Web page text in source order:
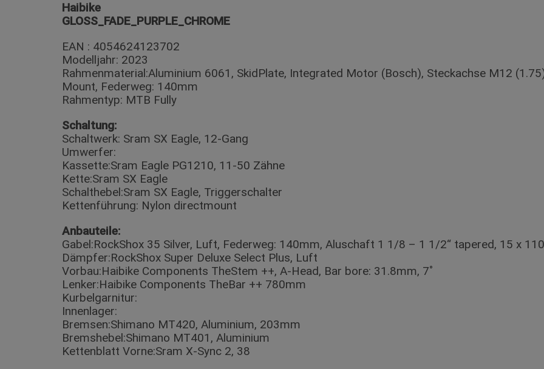
Haibike
GLOSS_FADE_PURPLE_CHROME
EAN : 4054624123702
Modelljahr: 2023
Rahmenmaterial:Aluminium 6061, SkidPlate, Integrated Motor (Bosch), Steckachse M12
Mount, Federweg: 140mm
Rahmentyp: MTB Fully
Schaltung:
Schaltwerk: Sram SX Eagle, 12-Gang
Umwerfer:
Kassette:Sram Eagle PG1210, 11-50 Zähne
Kette:Sram SX Eagle
Schalthebel:Sram SX Eagle, Triggerschalter
Kettenführung: Nylon directmount
Anbauteile:
Gabel:RockShox 35 Silver, Luft, Federweg: 140mm, Aluschaft 1 1/8 – 1 1/2“ tapered, 15 x
Dämpfer:RockShox Super Deluxe Select Plus, Luft
Vorbau:Haibike Components TheStem ++, A-Head, Bar bore: 31.8mm, 7˚
Lenker:Haibike Components TheBar ++ 780mm
Kurbelgarnitur:
Innenlager:
Bremsen:Shimano MT420, Aluminium, 203mm
Bremshebel:Shimano MT401, Aluminium
Kettenblatt Vorne:Sram X-Sync 2, 38